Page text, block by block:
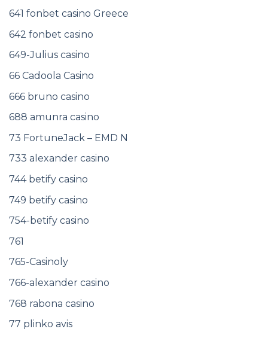
641 fonbet casino Greece
642 fonbet casino
649-Julius casino
66 Cadoola Casino
666 bruno casino
688 amunra casino
73 FortuneJack – EMD N
733 alexander casino
744 betify casino
749 betify casino
754-betify casino
761
765-Casinoly
766-alexander casino
768 rabona casino
77 plinko avis